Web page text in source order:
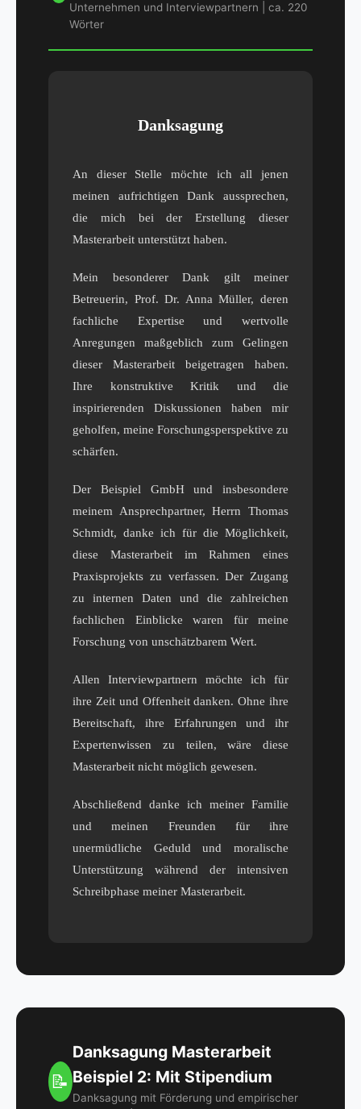
Unternehmen und Interviewpartnern | ca. 220
Wörter
Danksagung
An dieser Stelle möchte ich all jenen
meinen aufrichtigen Dank aussprechen,
die mich bei der Erstellung dieser
Masterarbeit unterstützt haben.
Mein besonderer Dank gilt meiner
Betreuerin, Prof. Dr. Anna Müller, deren
fachliche Expertise und wertvolle
Anregungen maßgeblich zum Gelingen
dieser Masterarbeit beigetragen haben.
Ihre konstruktive Kritik und die
inspirierenden Diskussionen haben mir
geholfen, meine Forschungsperspektive zu
schärfen.
Der Beispiel GmbH und insbesondere
meinem Ansprechpartner, Herrn Thomas
Schmidt, danke ich für die Möglichkeit,
diese Masterarbeit im Rahmen eines
Praxisprojekts zu verfassen. Der Zugang
zu internen Daten und die zahlreichen
fachlichen Einblicke waren für meine
Forschung von unschätzbarem Wert.
Allen Interviewpartnern möchte ich für
ihre Zeit und Offenheit danken. Ohne ihre
Bereitschaft, ihre Erfahrungen und ihr
Expertenwissen zu teilen, wäre diese
Masterarbeit nicht möglich gewesen.
Abschließend danke ich meiner Familie
und meinen Freunden für ihre
unermüdliche Geduld und moralische
Unterstützung während der intensiven
Schreibphase meiner Masterarbeit.
📝
Danksagung Masterarbeit
Beispiel 2: Mit Stipendium
Danksagung mit Förderung und empirischer